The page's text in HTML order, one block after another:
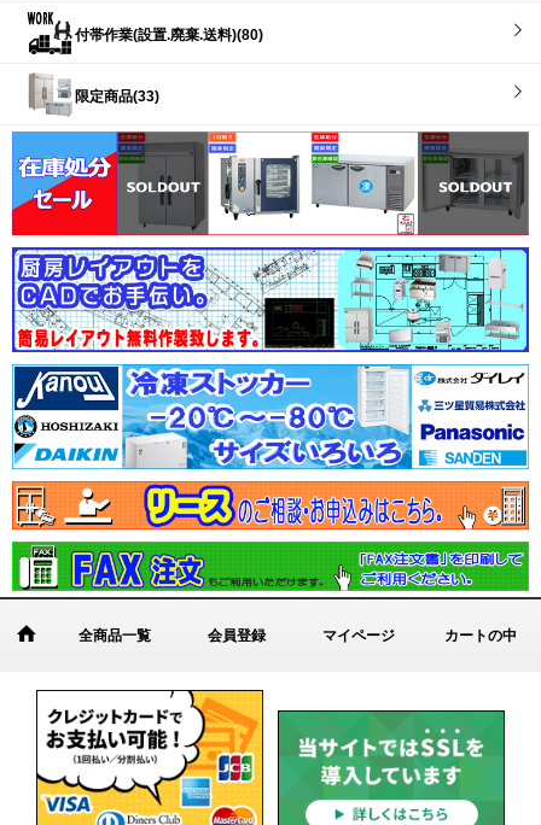
付帯作業(設置.廃棄.送料)(80)
限定商品(33)
全商品一覧 会員登録 マイページ カートの中